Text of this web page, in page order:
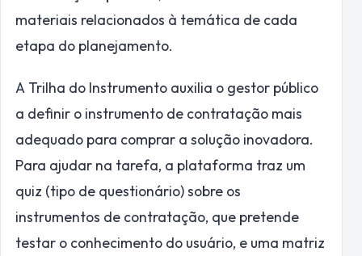
materiais relacionados à temática de cada
etapa do planejamento.
A Trilha do Instrumento auxilia o gestor público
a definir o instrumento de contratação mais
adequado para comprar a solução inovadora.
Para ajudar na tarefa, a plataforma traz um
quiz (tipo de questionário) sobre os
instrumentos de contratação, que pretende
testar o conhecimento do usuário, e uma matriz